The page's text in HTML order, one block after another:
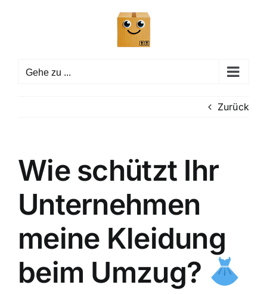
Gehe zu ...
Zurück
Wie schützt Ihr
Unternehmen
meine Kleidung
beim Umzug?